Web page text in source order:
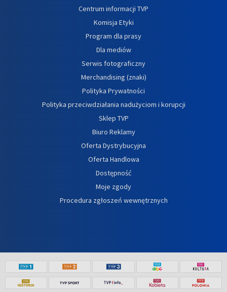
Centrum informacji TVP
Komisja Etyki
Program dla prasy
Dla mediów
Serwis fotograficzny
Merchandising (znaki)
Polityka Prywatności
Polityka przeciwdziałania nadużyciom i korupcji
Sklep TVP
Biuro Reklamy
Oferta Dystrybucyjna
Oferta Handlowa
Dostępność
Moje zgody
Procedura zgłoszeń wewnętrznych